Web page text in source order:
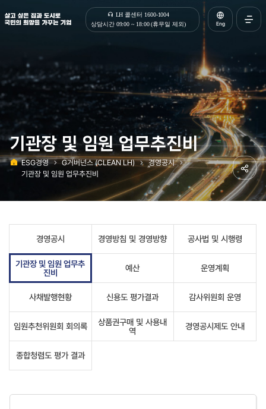
살고 싶은 집과 도시로 국민의 희망을 가꾸는 기업 | 한국토지주택공사
LH 콜센터 1600-1004
상담시간 09:00 ~ 18:00 (휴무일 제외)
Eng
열기
기관장 및 임원 업무추진비
ESG경영 G거버넌스 (CLEAN LH)
경영공시
기관장 및 임원 업무추진비
공유
경영공시 경영방침 및 경영방향 공사법 및 시행령
기관장 및 임원 업무추
진비
예산 운영계획
사채발행현황 신용도 평가결과 감사위원회 운영
임원추천위원회 회의록
상품권구매 및 사용내
역
경영공시제도 안내
종합청렴도 평가 결과